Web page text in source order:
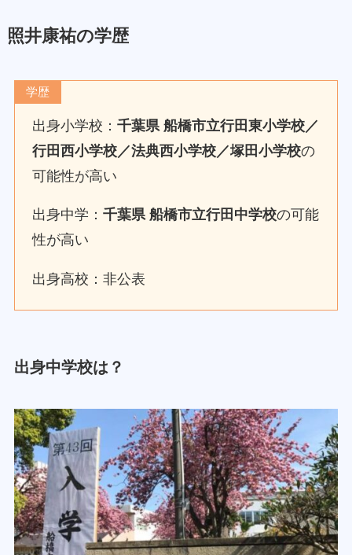
照井康祐の学歴
学歴
出身小学校：千葉県 船橋市立行田東小学校／
行田西小学校／法典西小学校／塚田小学校の
可能性が高い
出身中学：千葉県 船橋市立行田中学校の可能
性が高い
出身高校：非公表
出身中学校は？